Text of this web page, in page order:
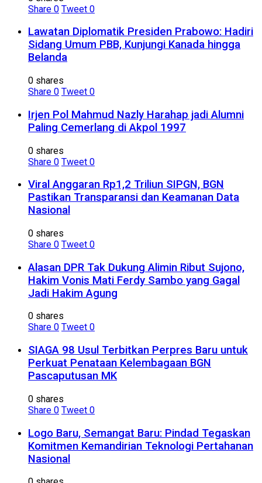
Share 0 Tweet 0
Lawatan Diplomatik Presiden Prabowo: Hadiri
Sidang Umum PBB, Kunjungi Kanada hingga
Belanda
0 shares
Share 0 Tweet 0
Irjen Pol Mahmud Nazly Harahap jadi Alumni
Paling Cemerlang di Akpol 1997
0 shares
Share 0 Tweet 0
Viral Anggaran Rp1,2 Triliun SIPGN, BGN
Pastikan Transparansi dan Keamanan Data
Nasional
0 shares
Share 0 Tweet 0
Alasan DPR Tak Dukung Alimin Ribut Sujono,
Hakim Vonis Mati Ferdy Sambo yang Gagal
Jadi Hakim Agung
0 shares
Share 0 Tweet 0
SIAGA 98 Usul Terbitkan Perpres Baru untuk
Perkuat Penataan Kelembagaan BGN
Pascaputusan MK
0 shares
Share 0 Tweet 0
Logo Baru, Semangat Baru: Pindad Tegaskan
Komitmen Kemandirian Teknologi Pertahanan
Nasional